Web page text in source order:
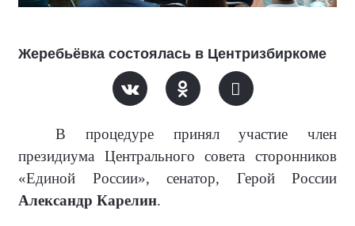
Жеребьёвка состоялась в Центризбиркоме
В процедуре принял участие член
президиума Центрального совета сторонников
«Единой России», сенатор, Герой России
Александр Карелин.